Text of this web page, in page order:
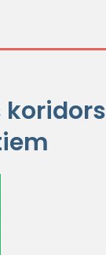
koridors